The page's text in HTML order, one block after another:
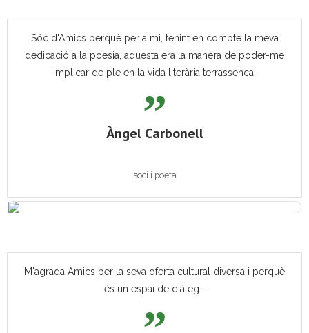
Sóc d'Amics perquè per a mi, tenint en compte la meva
dedicació a la poesia, aquesta era la manera de poder-me
implicar de ple en la vida literària terrassenca.
Àngel Carbonell
soci i poeta
M'agrada Amics per la seva oferta cultural diversa i perquè
és un espai de diàleg...